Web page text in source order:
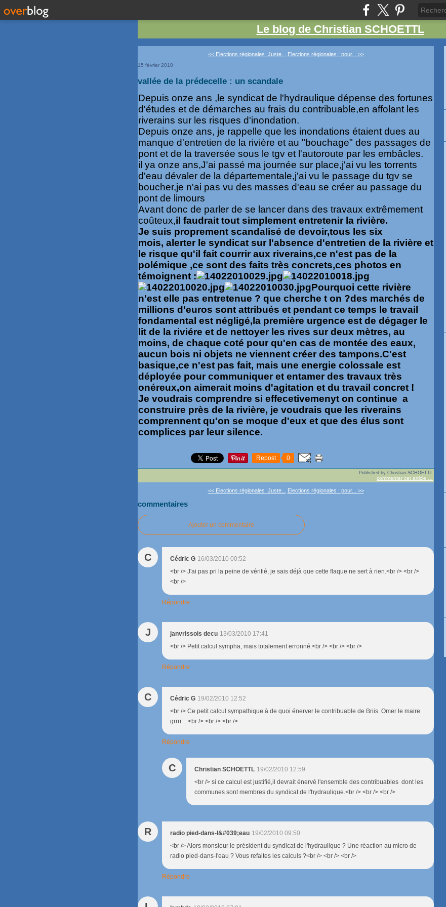
Le blog de Christian SCHOETTL
<< Elections régionales :Juste... Elections régionales : pour... >>
15 février 2010
vallée de la prédecelle : un scandale
Depuis onze ans ,le syndicat de l'hydraulique dépense des fortunes
d'études et de démarches au frais du contribuable,en affolant les
riverains sur les risques d'inondation.
Depuis onze ans, je rappelle que les inondations étaient dues au
manque d'entretien de la rivière et au "bouchage" des passages de
pont et de la traversée sous le tgv et l'autoroute par les embâcles.
il ya onze ans,J'ai passé ma journée sur place,j'ai vu les torrents
d'eau dévaler de la départementale,j'ai vu le passage du tgv se
boucher,je n'ai pas vu des masses d'eau se créer au passage du
pont de limours
Avant donc de parler de se lancer dans des travaux extrêmement
coûteux,il faudrait tout simplement entretenir la rivière.
Je suis proprement scandalisé de devoir,tous les six
mois, alerter le syndicat sur l'absence d'entretien de la rivière et
le risque qu'il fait courrir aux riverains,ce n'est pas de la
polémique ,ce sont des faits très concrets,ces photos en
témoignent :
Pourquoi cette rivière
n'est elle pas entretenue ? que cherche t on ?des marchés de
millions d'euros sont attribués et pendant ce temps le travail
fondamental est négligé,la première urgence est de dégager le
lit de la riviére et de nettoyer les rives sur deux mètres, au
moins, de chaque coté pour qu'en cas de montée des eaux,
aucun bois ni objets ne viennent créer des tampons.C'est
basique,ce n'est pas fait, mais une energie colossale est
déployée pour communiquer et entamer des travaux très
onéreux,on aimerait moins d'agitation et du travail concret !
Je voudrais comprendre si effecetivemenyt on continue a
construire près de la rivière, je voudrais que les riverains
comprennent qu'on se moque d'eux et que des élus sont
complices par leur silence.
Repost 0
Published by Christian SCHOETTL
commenter cet article
<< Elections régionales :Juste... Elections régionales : pour... >>
commentaires
Ajouter un commentaire
C Cédric G 16/03/2010 00:52
<br /> J'ai pas pri la peine de vérifié, je sais déjà que cette flaque ne sert à rien.<br /> <br />
<br />
Répondre
J janvrissois decu 13/03/2010 17:41
<br /> Petit calcul sympha, mais totalement erronné.<br /> <br /> <br />
Répondre
C Cédric G 19/02/2010 12:52
<br /> Ce petit calcul sympathique à de quoi énerver le contribuable de Briis. Omer le maire
grrrr ...<br /> <br /> <br />
Répondre
C Christian SCHOETTL 19/02/2010 12:59
<br /> si ce calcul est justifié,il devrait énervé l'ensemble des contribuables dont les
communes sont membres du syndicat de l'hydraulique.<br /> <br /> <br />
R radio pied-dans-l&#039;eau 19/02/2010 09:50
<br /> Alors monsieur le président du syndicat de l'hydraulique ? Une réaction au micro de
radio pied-dans-l'eau ? Vous refaites les calculs ?<br /> <br /> <br />
Répondre